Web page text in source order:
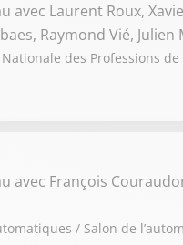
avec Laurent Roux,
Raymond Vié, Julien
des Professions
avec François
/ Salon de